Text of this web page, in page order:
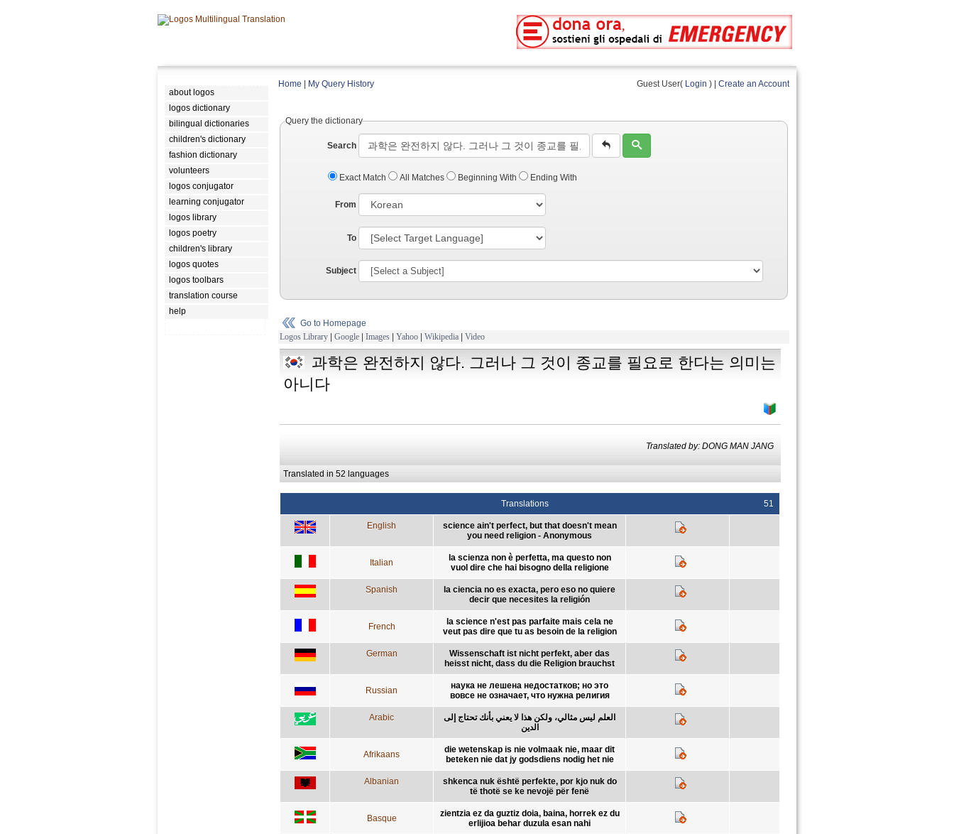
about logos
logos dictionary
bilingual dictionaries
children's dictionary
fashion dictionary
volunteers
logos conjugator
learning conjugator
logos library
logos poetry
children's library
logos quotes
logos toolbars
translation course
help
Home My Query History Guest User( Login ) | Create an Account
Query the dictionary
Search
Exact Match All Matches Beginning With Ending With
From
To
Subject
Go to Homepage
Logos Library | Google | Images | Yahoo | Wikipedia | Video
과학은 완전하지 않다. 그러나 그 것이 종교를 필요로 한다는 의미는
아니다
Translated by: DONG MAN JANG
Translated in 52 languages
Translations 51
English
science ain't perfect, but that doesn't mean
you need religion - Anonymous
Italian
la scienza non è perfetta, ma questo non
vuol dire che hai bisogno della religione
Spanish
la ciencia no es exacta, pero eso no quiere
decir que necesites la religión
French
la science n'est pas parfaite mais cela ne
veut pas dire que tu as besoin de la religion
German
Wissenschaft ist nicht perfekt, aber das
heisst nicht, dass du die Religion brauchst
Russian
наука не лешена недостатков; но это
вовсе не означает, что нужна религия
Arabic
العلم ليس مثالي، ولكن هذا لا يعني بأنك تحتاج إلى
الدين
Afrikaans
die wetenskap is nie volmaak nie, maar dit
beteken nie dat jy godsdiens nodig het nie
Albanian
shkenca nuk është perfekte, por kjo nuk do
të thotë se ke nevojë për fenë
Basque
zientzia ez da guztiz doia, baina, horrek ez du
erlijioa behar duzula esan nahi